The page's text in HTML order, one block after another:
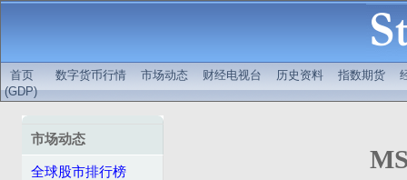
首页 数字货币行情 市场动态 财经电视台 历史资料 指数期货
(GDP)
市场动态
全球股市排行榜